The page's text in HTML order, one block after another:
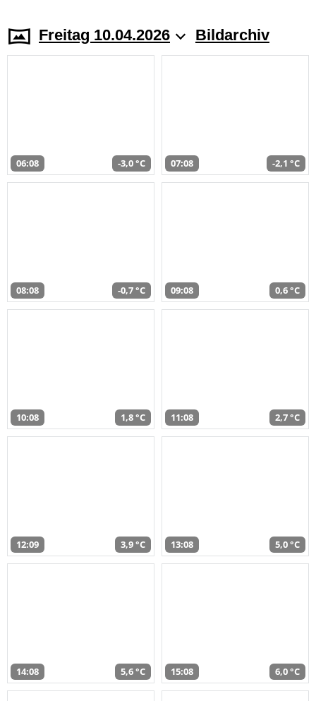
Freitag 10.04.2026 Bildarchiv
06:08 -3,0 °C 07:08 -2,1 °C
08:08 -0,7 °C 09:08 0,6 °C
10:08 1,8 °C 11:08 2,7 °C
12:09 3,9 °C 13:08 5,0 °C
14:08 5,6 °C 15:08 6,0 °C